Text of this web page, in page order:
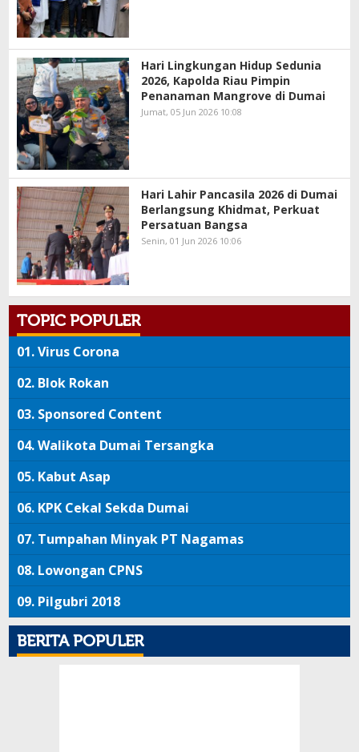
Hari Lingkungan Hidup Sedunia
2026, Kapolda Riau Pimpin
Penanaman Mangrove di Dumai
Jumat, 05 Jun 2026 10:08
Hari Lahir Pancasila 2026 di Dumai
Berlangsung Khidmat, Perkuat
Persatuan Bangsa
Senin, 01 Jun 2026 10:06
TOPIC POPULER
01.Virus Corona
02. Blok Rokan
03. Sponsored Content
04.Walikota Dumai Tersangka
05. Kabut Asap
06. KPK Cekal Sekda Dumai
07. Tumpahan Minyak PT Nagamas
08. Lowongan CPNS
09. Pilgubri 2018
BERITA POPULER